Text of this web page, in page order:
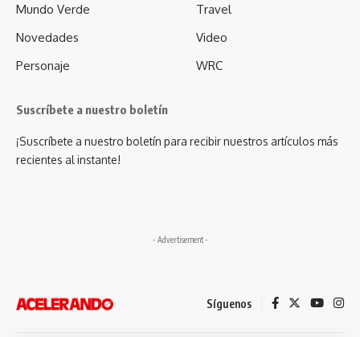
Mundo Verde
Novedades
Personaje
Travel
Video
WRC
Suscríbete a nuestro boletín
¡Suscríbete a nuestro boletín para recibir nuestros artículos más
recientes al instante!
- Advertisement -
Síguenos